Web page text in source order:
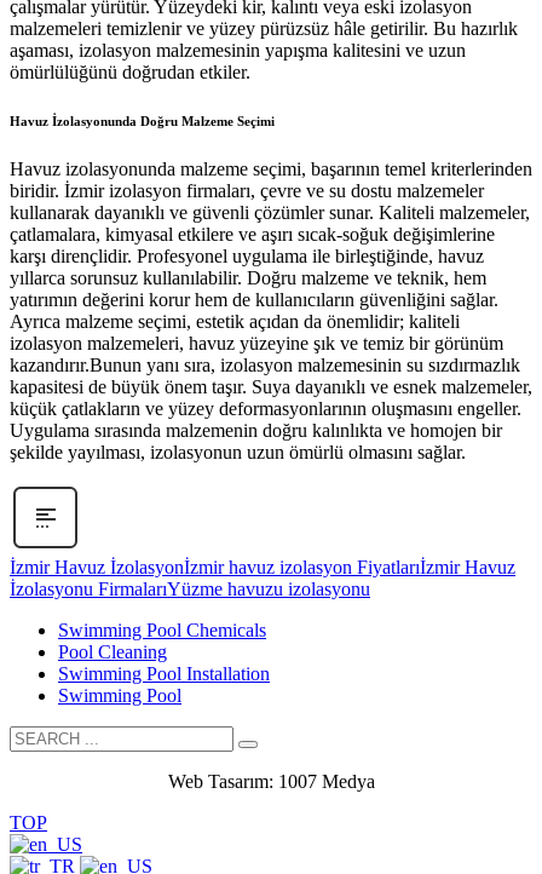
çalışmalar yürütür. Yüzeydeki kir, kalıntı veya eski izolasyon
malzemeleri temizlenir ve yüzey pürüzsüz hâle getirilir. Bu hazırlık
aşaması, izolasyon malzemesinin yapışma kalitesini ve uzun
ömürlülüğünü doğrudan etkiler.
Havuz İzolasyonunda Doğru Malzeme Seçimi
Havuz izolasyonunda malzeme seçimi, başarının temel kriterlerinden
biridir. İzmir izolasyon firmaları, çevre ve su dostu malzemeler
kullanarak dayanıklı ve güvenli çözümler sunar. Kaliteli malzemeler,
çatlamalara, kimyasal etkilere ve aşırı sıcak-soğuk değişimlerine
karşı dirençlidir. Profesyonel uygulama ile birleştiğinde, havuz
yıllarca sorunsuz kullanılabilir. Doğru malzeme ve teknik, hem
yatırımın değerini korur hem de kullanıcıların güvenliğini sağlar.
Ayrıca malzeme seçimi, estetik açıdan da önemlidir; kaliteli
izolasyon malzemeleri, havuz yüzeyine şık ve temiz bir görünüm
kazandırır.Bunun yanı sıra, izolasyon malzemesinin su sızdırmazlık
kapasitesi de büyük önem taşır. Suya dayanıklı ve esnek malzemeler,
küçük çatlakların ve yüzey deformasyonlarının oluşmasını engeller.
Uygulama sırasında malzemenin doğru kalınlıkta ve homojen bir
şekilde yayılması, izolasyonun uzun ömürlü olmasını sağlar.
İzmir Havuz İzolasyonİzmir havuz izolasyon Fiyatlarıİzmir Havuz
İzolasyonu FirmalarıYüzme havuzu izolasyonu
Swimming Pool Chemicals
Pool Cleaning
Swimming Pool Installation
Swimming Pool
Web Tasarım: 1007 Medya
TOP